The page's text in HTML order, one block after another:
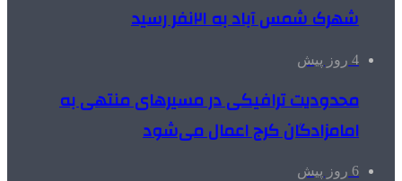
شهرک شمس آباد به ۲۱نفر رسید
4 روز پیش
محدودیت ترافیکی در مسیرهای منتهی به
امامزادگان کرج اعمال می‌شود
6 روز پیش